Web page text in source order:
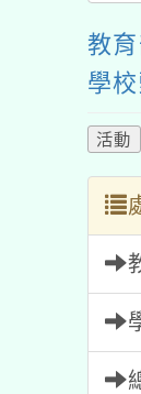
教
學
活動